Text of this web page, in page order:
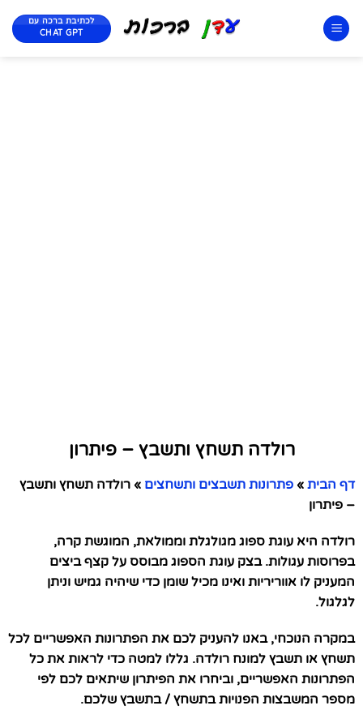
לכתיבת ברכה עם
CHAT GPT
רולדה תשחץ ותשבץ – פיתרון
דף הבית » פתרונות תשבצים ותשחצים » רולדה תשחץ ותשבץ
– פיתרון
רולדה היא עוגת ספוג מגולגלת וממולאת, המוגשת קרה,
בפרוסות עגולות. בצק עוגת הספוג מבוסס על קצף ביצים
המעניק לו אווריריות ואינו מכיל שומן כדי שיהיה גמיש וניתן
לגלגול.
במקרה הנוכחי, באנו להעניק לכם את הפתרונות האפשריים לכל
תשחץ או תשבץ למונח רולדה. גללו למטה כדי לראות את כל
הפתרונות האפשריים, וביחרו את הפיתרון שיתאים לכם לפי
מספר המשבצות הפנויות בתשחץ / בתשבץ שלכם.